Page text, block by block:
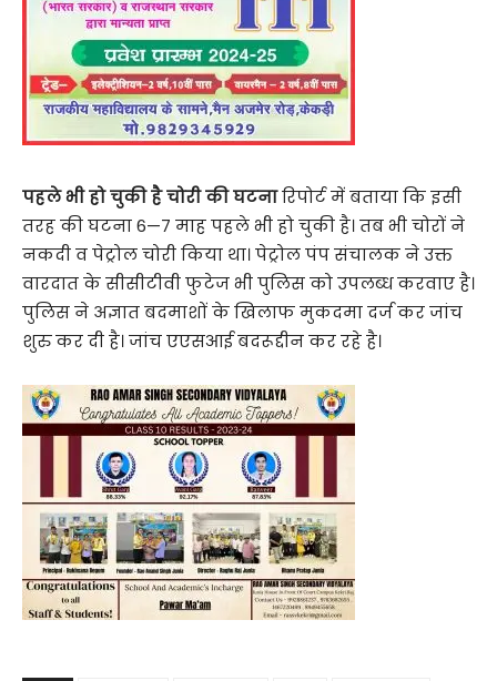
पहले भी हो चुकी है चोरी की घटनारिपोर्ट में बताया कि इसी
तरह की घटना 6—7 माह पहले भी हो चुकी है। तब भी चोरों ने
नकदी व पेट्रोल चोरी किया था। पेट्रोल पंप संचालक ने उक्त
वारदात के सीसीटीवी फुटेज भी पुलिस को उपलब्ध करवाए है।
पुलिस ने अज्ञात बदमाशों के खिलाफ मुकदमा दर्ज कर जांच
शुरु कर दी है। जांच एएसआई बदरूद्दीन कर रहे है।